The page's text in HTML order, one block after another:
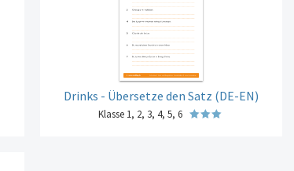
Drinks - Übersetze den Satz (DE-EN)
Klasse 1, 2, 3, 4, 5, 6